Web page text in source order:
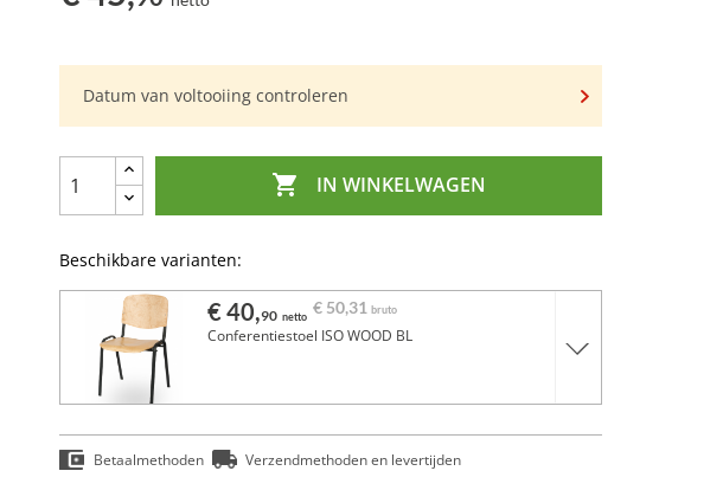
Datum van voltooiing controleren
 IN WINKELWAGEN
Beschikbare varianten:
€ 40,90 netto € 50,31 bruto
Conferentiestoel ISO WOOD BL
Betaalmethoden Verzendmethoden en levertijden